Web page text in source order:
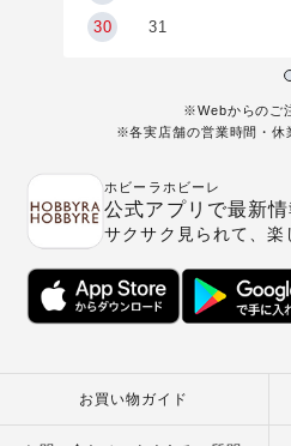
30 31
※Webからのご
※各実店舗の営業時間・休
ホビーラホビーレ
公式アプリで最新情
サクサク見られて、楽
お買い物ガイド